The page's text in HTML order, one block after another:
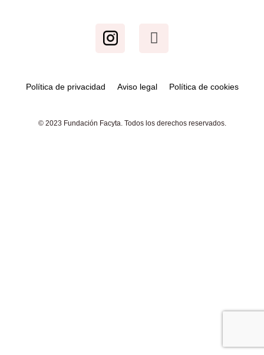
Política de privacidad Aviso legal Política de cookies
© 2023 Fundación Facyta. Todos los derechos reservados.